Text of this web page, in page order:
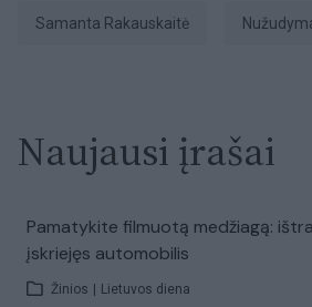
Samanta Rakauskaitė
Naujausi įrašai
Pamatykite filmuotą medžiagą:
įskriejęs automobilis
Žinios Lietuvos diena